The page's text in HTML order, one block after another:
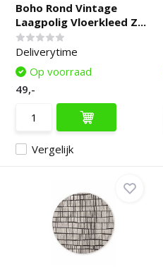
Boho Rond Vintage
Laagpolig Vloerkleed Z...
Deliverytime
Vergelijk
Op voorraad
49,-